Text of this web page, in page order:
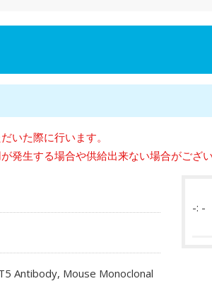
いた際に行います。
発生する場合や供給出来ない場合がござ
Antibody, Mouse Monoclonal
-: -